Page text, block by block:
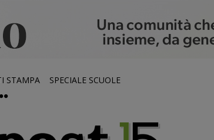
STAMPA SPECIALE SCUOLE